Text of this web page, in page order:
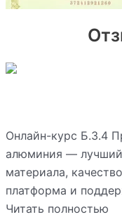
Онлайн-курс Б.3.4
алюминия — лучший
материала,
платформа и
Читать полностью